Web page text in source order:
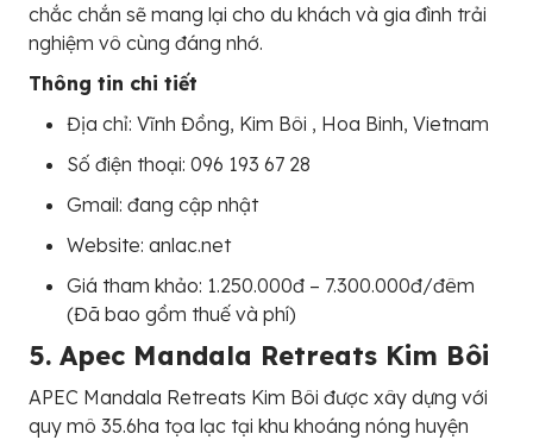
chắc chắn sẽ mang lại cho du khách và gia đình trải
nghiệm vô cùng đáng nhớ.
Thông tin chi tiết
Địa chỉ: Vĩnh Đồng, Kim Bôi , Hoa Binh, Vietnam
Số điện thoại: 096 193 67 28
Gmail: đang cập nhật
Website: anlac.net
Giá tham khảo: 1.250.000đ – 7.300.000đ/đêm
(Đã bao gồm thuế và phí)
5. Apec Mandala Retreats Kim Bôi
APEC Mandala Retreats Kim Bôi được xây dựng với
quy mô 35.6ha tọa lạc tại khu khoáng nóng huyện